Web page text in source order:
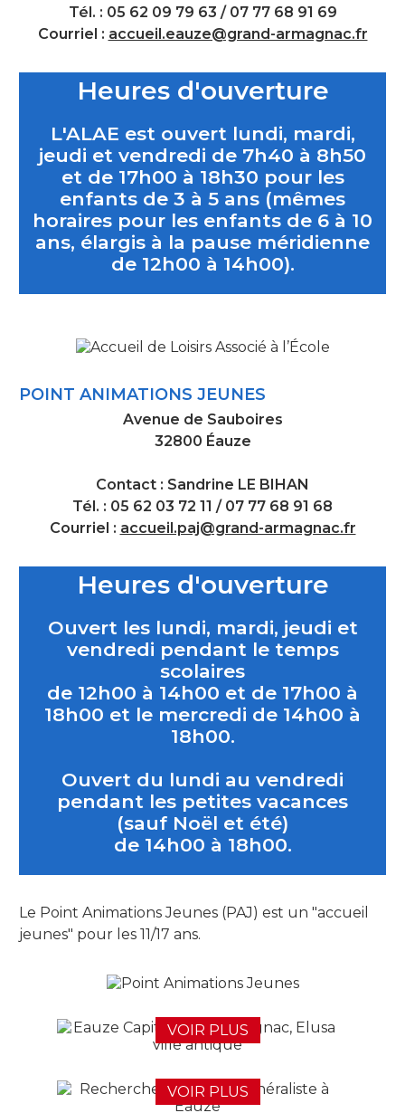
Tél. : 05 62 09 79 63 / 07 77 68 91 69
Courriel : accueil.eauze@grand-armagnac.fr
Heures d'ouverture
L'ALAE est ouvert lundi, mardi,
jeudi et vendredi de 7h40 à 8h50
et de 17h00 à 18h30 pour les
enfants de 3 à 5 ans (mêmes
horaires pour les enfants de 6 à 10
ans, élargis à la pause méridienne
de 12h00 à 14h00).
POINT ANIMATIONS JEUNES
Avenue de Sauboires
32800 Éauze
Contact : Sandrine LE BIHAN
Tél. : 05 62 03 72 11 / 07 77 68 91 68
Courriel : accueil.paj@grand-armagnac.fr
Heures d'ouverture
Ouvert les lundi, mardi, jeudi et
vendredi pendant le temps
scolaires
de 12h00 à 14h00 et de 17h00 à
18h00 et le mercredi de 14h00 à
18h00.
Ouvert du lundi au vendredi
pendant les petites vacances
(sauf Noël et été)
de 14h00 à 18h00.
Le Point Animations Jeunes (PAJ) est un "accueil
jeunes" pour les 11/17 ans.
VOIR PLUS
VOIR PLUS